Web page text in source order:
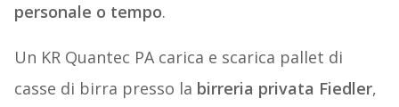
personale o tempo.
Un KR Quantec PA carica e scarica pallet di
casse di birra presso la birreria privata Fiedler,